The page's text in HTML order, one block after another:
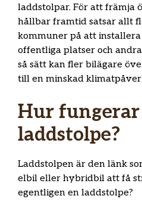
laddstolpar. För att främja
hållbar framtid satsar allt
kommuner på att
offentliga platser och
så sätt kan fler bilägare
till en minskad
Hur fungerar
laddstolpe?
Laddstolpen är den länk
elbil eller hybridbil att få
egentligen en laddstolpe?